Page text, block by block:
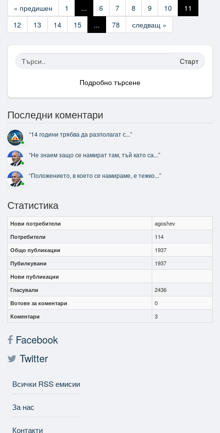
« предишен 1 ... 6 7 8 9 10
11
12
13 14 15 ... 78 следващ »
Старт
Подробно търсене
Последни коментари
“14 години трябва да разполагат с...”
“Не знаем защо се намират там, тъй като са...”
“Положението, в което се намираме, е тежко...”
Статистика
Нови потребители
agoshev
Потребители
114
Общо публикации
1937
Пубилкувани
1937
Нови публикации
Гласували
2436
Вотове за коментари
0
Коментари
3
Facebook
Twitter
Всички RSS емисии
За нас
Контакти